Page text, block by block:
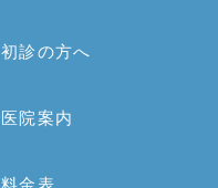
初診の方へ
医院案内